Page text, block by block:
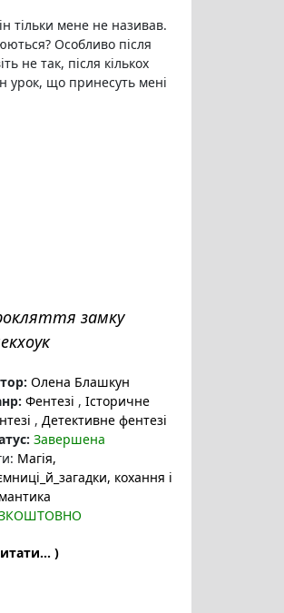
тільки мене не називав.
Особливо після
не так, після кількох
урок, що принесуть мені
замку
Олена Блашкун
Фентезі , Історичне
, Детективне фентезі
Завершена
Магія,
, кохання і
)